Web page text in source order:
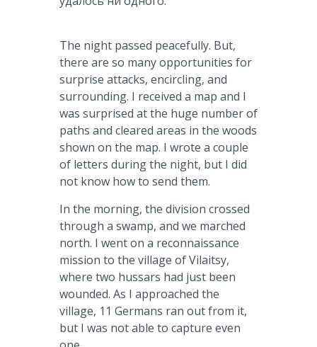
The night passed peacefully. But,
there are so many opportunities for
surprise attacks, encircling, and
surrounding. I received a map and I
was surprised at the huge number of
paths and cleared areas in the woods
shown on the map. I wrote a couple
of letters during the night, but I did
not know how to send them.
In the morning, the division crossed
through a swamp, and we marched
north. I went on a reconnaissance
mission to the village of Vilaitsy,
where two hussars had just been
wounded. As I approached the
village, 11 Germans ran out from it,
but I was not able to capture even